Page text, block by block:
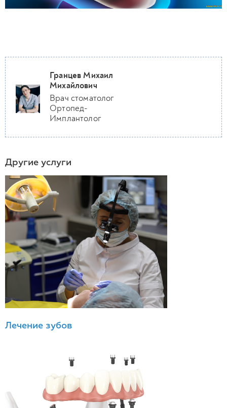
Гранцев Михаил
Михайлович
Врач стоматолог
Ортопед-
Имплантолог
Другие услуги
Лечение зубов